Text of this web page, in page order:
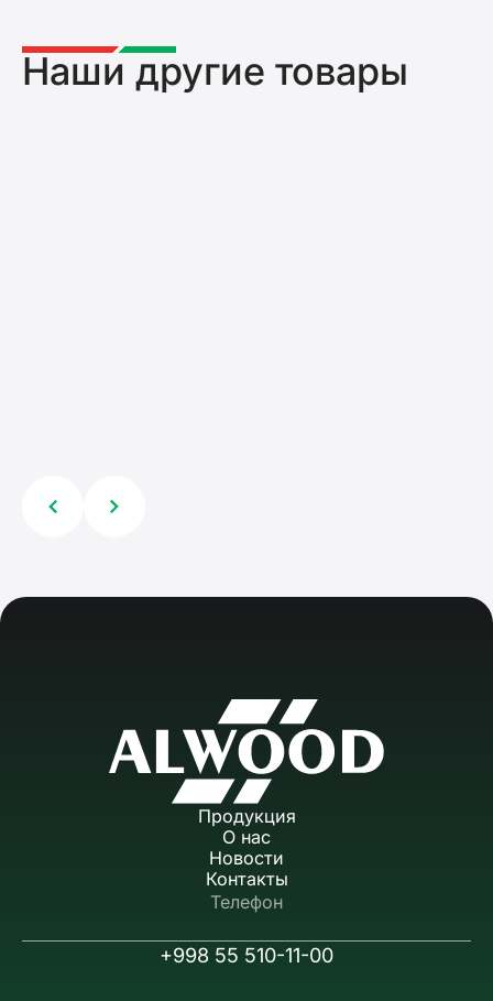
Наши другие товары
Продукция
О нас
Новости
Контакты
Телефон
+998 55 510-11-00